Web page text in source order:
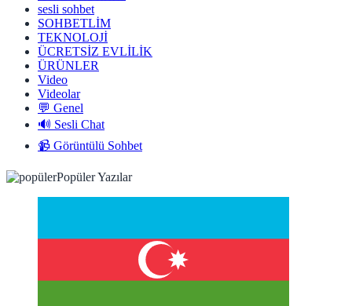
sesli sohbet
SOHBETLİM
TEKNOLOJİ
ÜCRETSİZ EVLİLİK
ÜRÜNLER
Video
Videolar
💬 Genel
🔊 Sesli Chat
📹 Görüntülü Sohbet
Popüler Yazılar